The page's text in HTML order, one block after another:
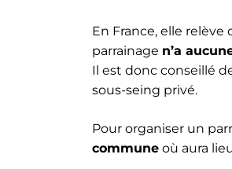
En France, elle
parrainage n’a
Il est donc conseillé
sous-seing privé.
Pour organiser un
commune où aura